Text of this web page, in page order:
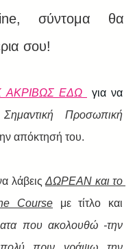
σύντομα θα
σου!
ΑΚΡΙΒΩΣ ΕΔΩ
για να
Σημαντική Προσωπική
απόκτησή του.
λάβεις ΔΩΡΕΑΝ και το
Course με τίτλο και
που ακολουθώ -την